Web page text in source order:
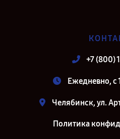
+7 (800)
Ежедневно, с
Челябинск, ул.
Политика